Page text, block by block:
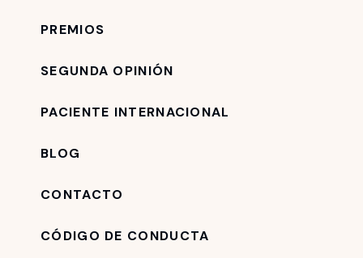
PREMIOS
SEGUNDA OPINIÓN
PACIENTE INTERNACIONAL
BLOG
CONTACTO
CÓDIGO DE CONDUCTA